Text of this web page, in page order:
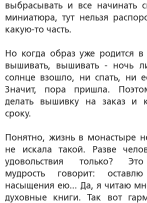
выбрасывать и все начинать
миниатюра, тут нельзя
какую-то часть.
Но когда образ уже родится
вышивать, вышивать - ночь
солнце взошло, ни спать, ни
Значит, пора пришла.
делать вышивку на заказ и
сроку.
Понятно, жизнь в монастыре
не искала такой. Разве
удовольствия только? Это
мудрость говорит:
насыщения ею... Да, я читаю
духовные книги. Так вот